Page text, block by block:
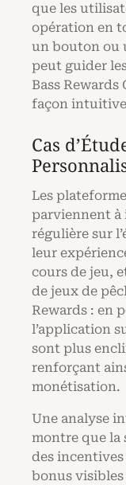
que les
opération en
un bouton ou
peut guider
Bass Rewards
façon
Cas
Les
parviennent à
régulière sur
leur
cours de jeu,
de jeux de
Rewards : en
l’application
sont plus
renforçant
monétisation.
Une analyse
montre que la
des incentives
bonus